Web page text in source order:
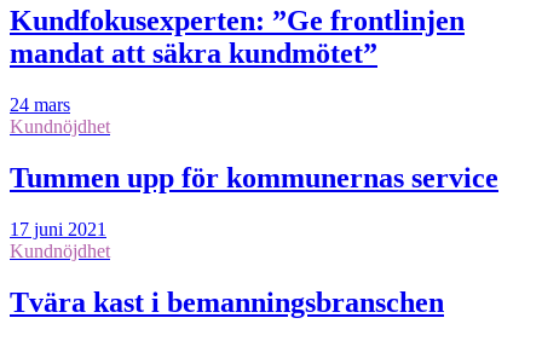
Kundfokusexperten: ”Ge frontlinjen
mandat att säkra kundmötet”
24 mars
Kundnöjdhet
Tummen upp för kommunernas service
17 juni 2021
Kundnöjdhet
Tvära kast i bemanningsbranschen